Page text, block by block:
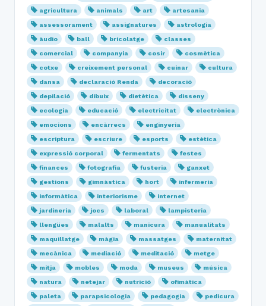
agricultura animals art
artesania
assessorament
assignatures
astrologia
àudio
ball bricolatge
classes
comercial
companyia cosir
cosmètica
cotxe
creixement personal cuinar
cultura
dansa
declaració Renda
decoració
depilació
dibuix dietètica
disseny
ecologia
educació electricitat
electrònica
emocions
encàrrecs
enginyeria
escriptura
escriure esports
estètica
expressió corporal
fermentats
festes
finances
fotografia fusteria
ganxet
gestions
gimnàstica hort
infermeria
informàtica
interiorisme
internet
jardineria
jocs laboral
lampisteria
llengües
malalts manicura
manualitats
maquillatge
màgia massatges
maternitat
mecànica
mediació meditació
metge
mitja
mobles moda museus
música
natura
netejar nutrició
ofimàtica
paleta
parapsicologia pedagogia
pedicura